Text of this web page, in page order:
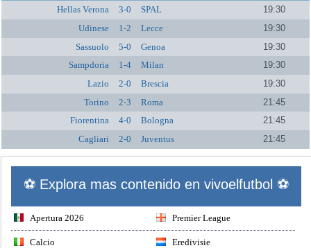
Hellas Verona
3-0 SPAL
19:30
Udinese
1-2 Lecce
19:30
Sassuolo
5-0 Genoa
19:30
Sampdoria
1-4 Milan
19:30
Lazio
2-0 Brescia
19:30
Torino
2-3 Roma
21:45
Fiorentina
4-0 Bologna
21:45
Cagliari
2-0 Juventus 21:45
⚽ Explora mas contenido en vivoelfutbol ⚽
Apertura 2026 Premier League
Calcio Eredivisie